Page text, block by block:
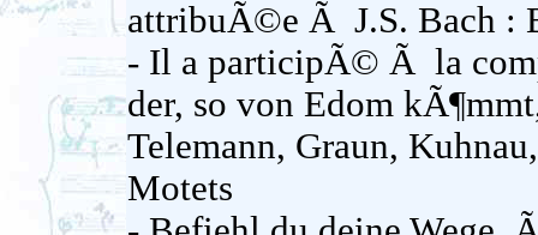
attribuÃ©e Ã J.S. Bach :
- Il a participÃ© Ã la
der, so von Edom
Telemann, Graun,
Motets